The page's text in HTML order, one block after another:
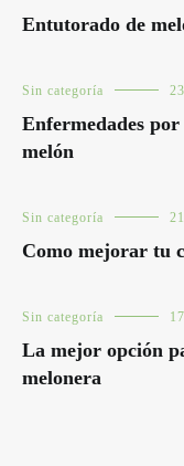
Entutorado de
Sin categoría
Enfermedades
melón
Sin categoría
Como mejorar tu
Sin categoría
La mejor opción
melonera